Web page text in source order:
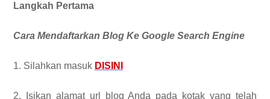
Langkah Pertama
Cara Mendaftarkan Blog Ke Google Search Engine
1. Silahkan masuk DISINI
2. Isikan alamat url blog Anda pada kotak yang telah